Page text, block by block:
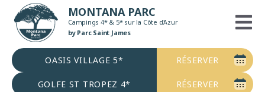
contenu
MONTANA PARC
Campings 4* & 5* sur la Côte d'Azur
by Parc Saint James
OASIS VILLAGE 5* RÉSERVER
GOLFE ST TROPEZ 4* RÉSERVER